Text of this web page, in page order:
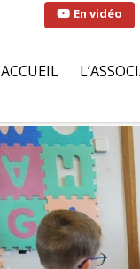
ACCUEIL
LA
LIVRE
En vidéo